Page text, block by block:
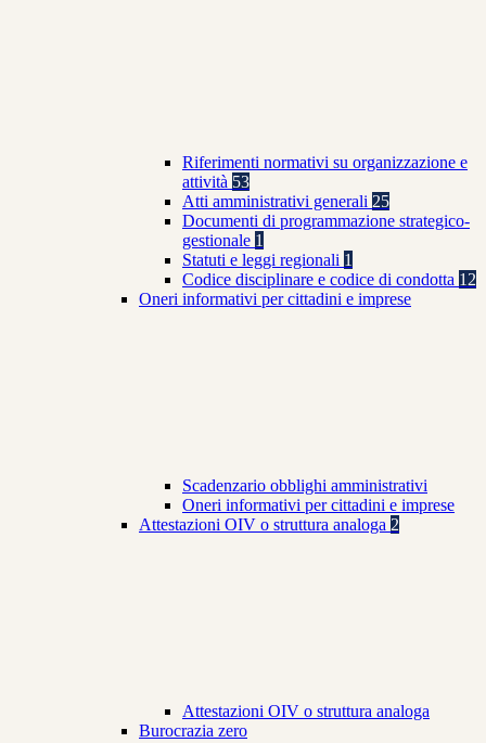
Riferimenti normativi su organizzazione e
attività 53
Atti amministrativi generali 25
Documenti di programmazione strategico-
gestionale 1
Statuti e leggi regionali 1
Codice disciplinare e codice di condotta 12
Oneri informativi per cittadini e imprese
Scadenzario obblighi amministrativi
Oneri informativi per cittadini e imprese
Attestazioni OIV o struttura analoga 2
Attestazioni OIV o struttura analoga
Burocrazia zero